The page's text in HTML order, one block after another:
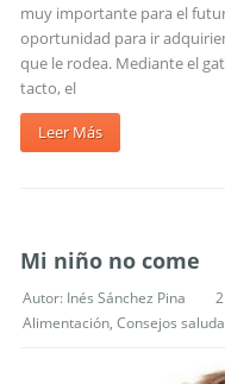
muy importante para el
oportunidad para ir
que le rodea. Mediante el
tacto, el
Leer Más
Mi niño no come
Autor: Inés Sánchez Pina
Alimentación, Consejos